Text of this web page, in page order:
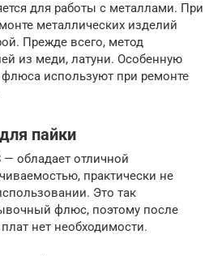
для работы с металлами. При
металлических изделий
Прежде всего, метод
из меди, латуни. Особенную
флюса используют при ремонте
пайки
обладает отличной
практически не
Это так
флюс, поэтому после
нет необходимости.